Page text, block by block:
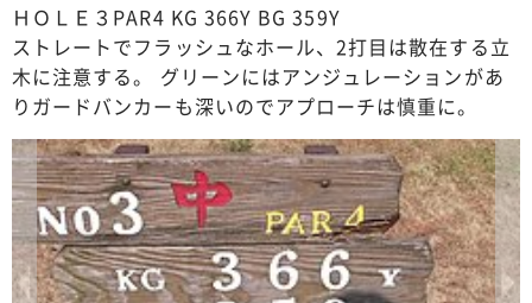
ＨＯＬＥ３PAR4 KG 366Y BG 359Y
ストレートでフラッシュなホール、2打目は散在する立
木に注意する。 グリーンにはアンジュレーションがあ
りガードバンカーも深いのでアプローチは慎重に。